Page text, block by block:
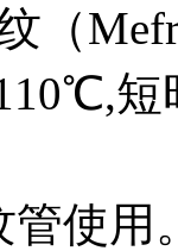
（
管使用